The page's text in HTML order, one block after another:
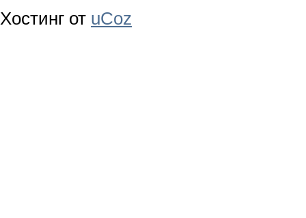
Хостинг от uCoz